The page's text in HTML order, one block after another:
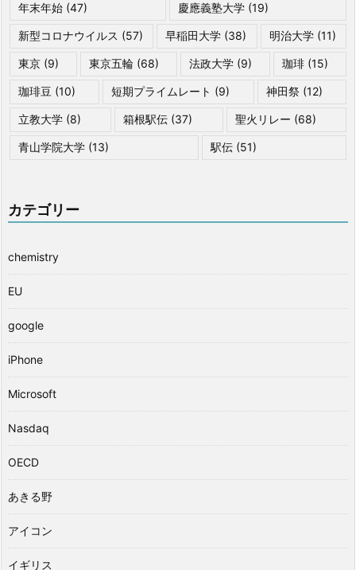
年末年始 (47) 慶應義塾大学(19)
新型コロナウイルス (57) 早稲田大学 (38) 明治大学(11)
東京 (9) 東京五輪 (68) 法政大学 (9) 珈琲 (15)
珈琲豆 (10) 短期プライムレート (9) 神田祭(12)
立教大学 (8) 箱根駅伝 (37) 聖火リレー (68)
青山学院大学 (13) 駅伝 (51)
カテゴリー
chemistry
EU
google
iPhone
Microsoft
Nasdaq
OECD
あきる野
アイコン
イギリス